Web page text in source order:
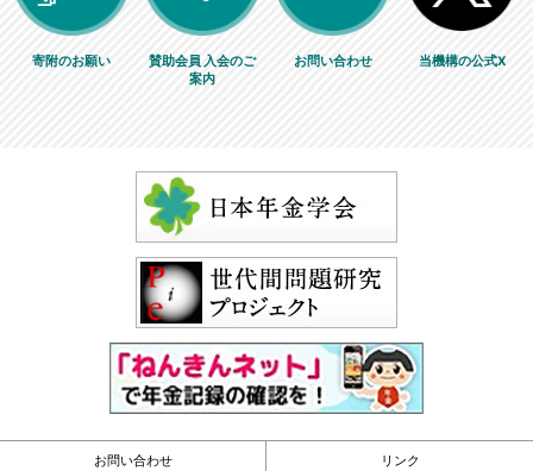
寄附のお願い
賛助会員 入会のご
案内
お問い合わせ 当機構の公式X
お問い合わせ リンク